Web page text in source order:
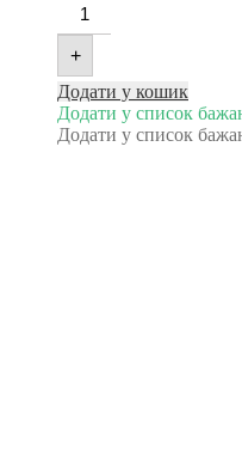
+
Додати у кошик
Додати у список
Додати у список